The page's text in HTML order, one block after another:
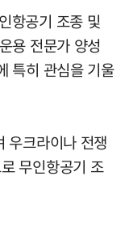
항공기 조종 및
용 전문가 양성
특히 관심을 기울
우크라이나 전쟁
무인항공기 조